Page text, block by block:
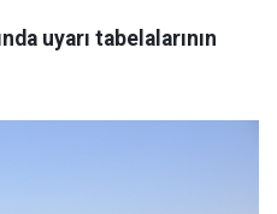
uyarı tabelalarının